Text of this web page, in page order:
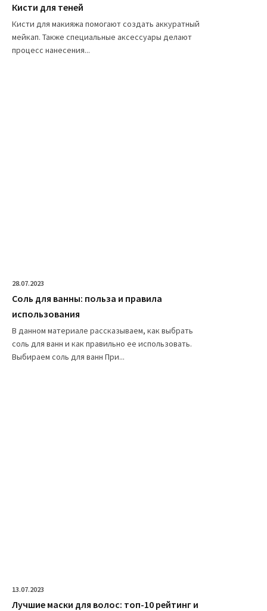
Кисти для теней
Кисти для макияжа помогают создать аккуратный
мейкап. Также специальные аксессуары делают
процесс нанесения...
28.07.2023
Соль для ванны: польза и правила
использования
В данном материале рассказываем, как выбрать
соль для ванн и как правильно ее использовать.
Выбираем соль для ванн При...
13.07.2023
Лучшие маски для волос: топ-10 рейтинг и